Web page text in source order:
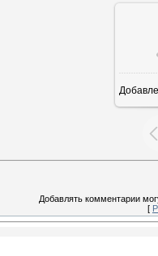
Добавлять комментарии
[